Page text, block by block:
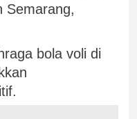
Semarang,
bola voli di